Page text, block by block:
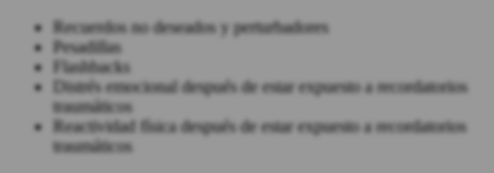
Recuerdos no deseados y perturbadores
Pesadillas
Flashbacks
Distrés emocional después de estar expuesto a recordatorios
traumáticos
Reactividad física después de estar expuesto a recordatorios
traumáticos